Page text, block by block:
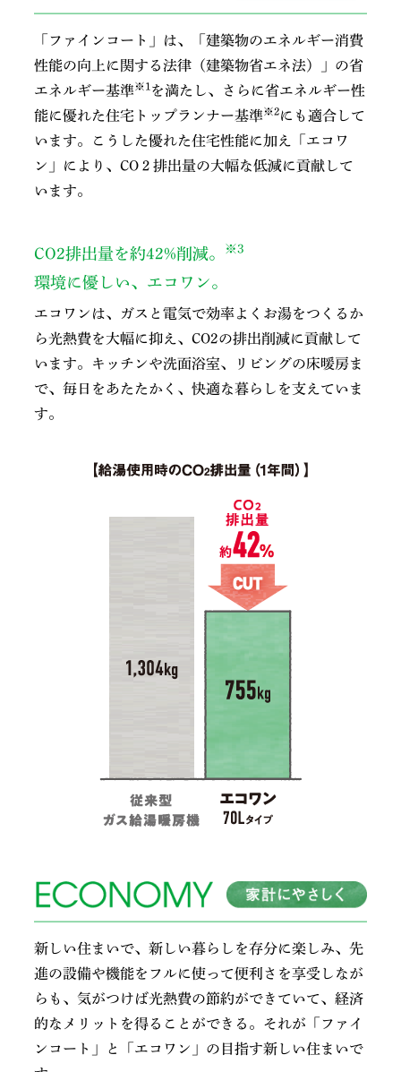
「ファインコート」は、「建築物のエネルギー消費
性能の向上に関する法律（建築物省エネ法）」の省
エネルギー基準※1を満たし、さらに省エネルギー性
能に優れた住宅トップランナー基準※2にも適合して
います。こうした優れた住宅性能に加え「エコワ
ン」により、CO２排出量の大幅な低減に貢献して
います。
CO2排出量を約42%削減。 ※3
環境に優しい、エコワン。
エコワンは、ガスと電気で効率よくお湯をつくるか
ら光熱費を大幅に抑え、CO2の排出削減に貢献して
います。キッチンや洗面浴室、リビングの床暖房ま
で、毎日をあたたかく、快適な暮らしを支えていま
す。
新しい住まいで、新しい暮らしを存分に楽しみ、先
進の設備や機能をフルに使って便利さを享受しなが
らも、気がつけば光熱費の節約ができていて、経済
的なメリットを得ることができる。それが「ファイ
ンコート」と「エコワン」の目指す新しい住まいで